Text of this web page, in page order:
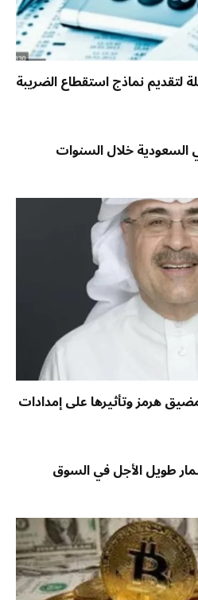
لتقديم نماذج استقطاع الضريبة
خلال السنوات
هرمز وتأثيرها على إمدادات
طويل الأجل في السوق